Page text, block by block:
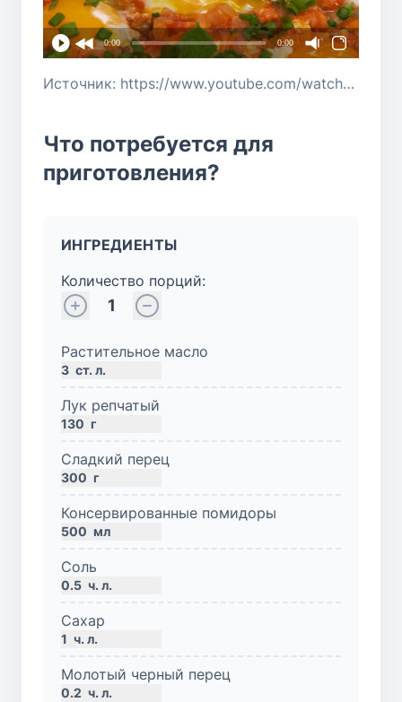
0:00 0:00
Источник: https://www.youtube.com/watch?v=OuNf8kafRDc
Что потребуется для
приготовления?
ИНГРЕДИЕНТЫ
Количество порций:
1
Растительное масло
3 ст. л.
Лук репчатый
130 г
Сладкий перец
300 г
Консервированные помидоры
500 мл
Соль
0.5 ч. л.
Сахар
1 ч. л.
Молотый черный перец
0.2 ч. л.